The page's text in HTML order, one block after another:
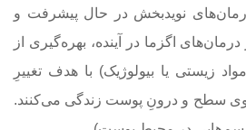
درمان‌های نویدبخش در حال پیشرفت و
اگزما در آینده، بهره‌گیری از
زیستی یا بیولوژیک) با هدف تغییرِ
سطح و درونِ پوست زندگی می‌کنند.